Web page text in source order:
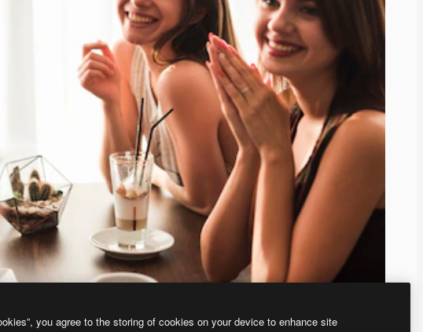
you agree to the storing of cookies on your device to enhance site